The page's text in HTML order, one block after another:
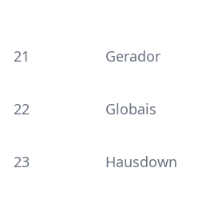
21 Gerador
22 Globais
23 Hausdown